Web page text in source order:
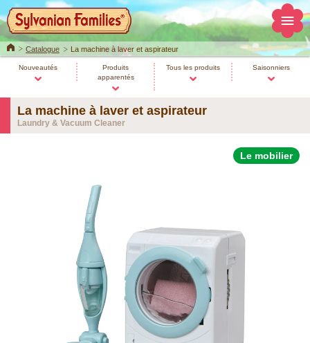
HomeCatalogue La machine à laver et aspirateur
Nouveautés
Produits
apparentés
Tous les produits Saisonniers
La machine à laver et aspirateur
Laundry & Vacuum Cleaner
Le mobilier